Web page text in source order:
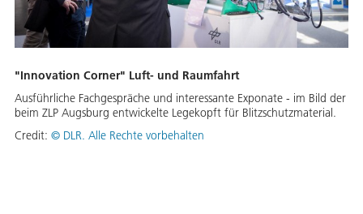
"Innovation Corner" Luft- und Raumfahrt
Ausführliche Fachgespräche und interessante Exponate - im Bild der
beim ZLP Augsburg entwickelte Legekopft für Blitzschutzmaterial.
Credit: © DLR. Alle Rechte vorbehalten